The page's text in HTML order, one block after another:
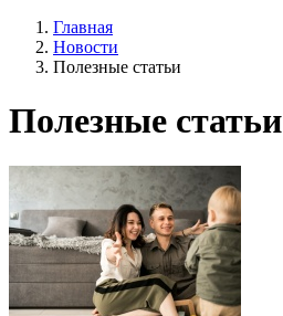
Главная
Новости
Полезные статьи
Полезные статьи